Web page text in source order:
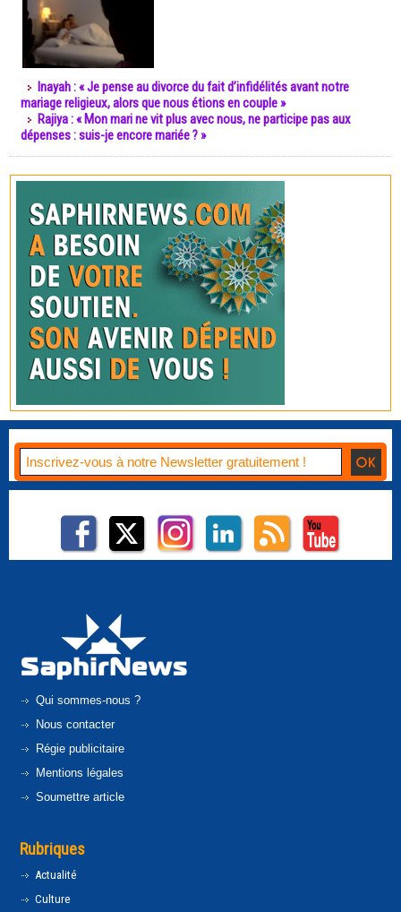
Inayah : « Je pense au divorce du fait d’infidélités avant notre
mariage religieux, alors que nous étions en couple »
Rajiya : « Mon mari ne vit plus avec nous, ne participe pas aux
dépenses : suis-je encore mariée ? »
Qui sommes-nous ?
Nous contacter
Régie publicitaire
Mentions légales
Soumettre article
Rubriques
Actualité
Culture